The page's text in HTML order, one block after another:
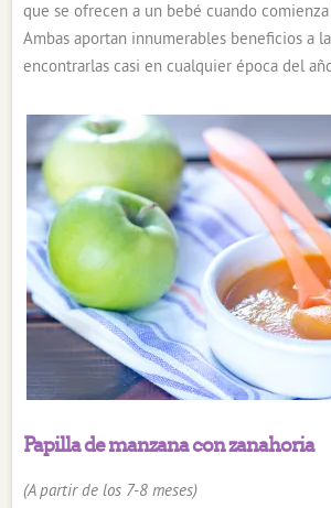
que se ofrecen a un bebé cuando
Ambas aportan innumerables beneficios a
encontrarlas casi en cualquier época del
Papilla de manzana con zanahoria
(A partir de los 7-8 meses)